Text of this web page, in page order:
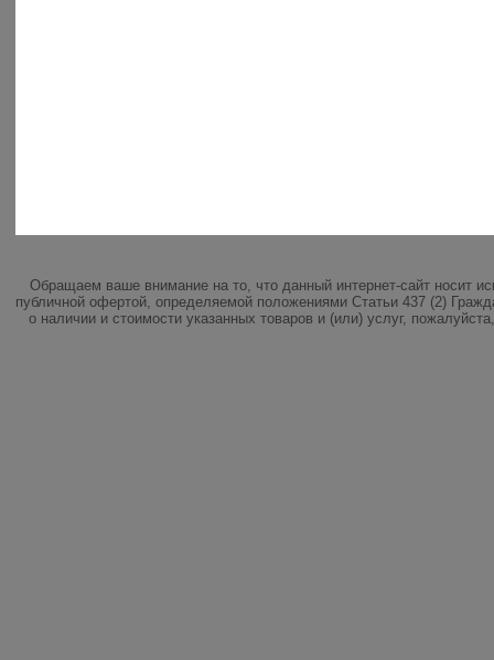
Обращаем ваше внимание на то, что данный интернет-сайт носит
публичной офертой, определяемой положениями Статьи 437 (2)
о наличии и стоимости указанных товаров и (или) услуг,